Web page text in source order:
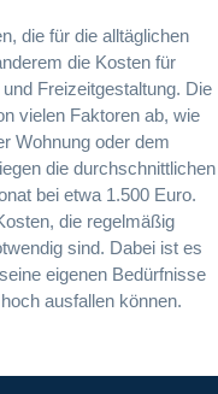
die für die alltäglichen
die Kosten für
Freizeitgestaltung. Die
vielen Faktoren ab, wie
Wohnung oder dem
die durchschnittlichen
bei etwa 1.500 Euro.
die regelmäßig
sind. Dabei ist es
eigenen Bedürfnisse
ausfallen können.